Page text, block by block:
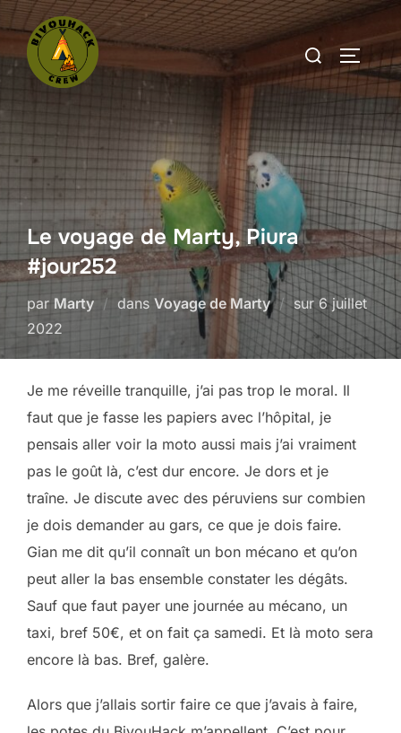
Aller
au
contenu
Rechercher :
Le voyage de Marty, Piura
#jour252
par Marty dans Voyage de Marty surPublié
le
6 juillet
2022
Je me réveille tranquille, j’ai pas trop le moral. Il
faut que je fasse les papiers avec l’hôpital, je
pensais aller voir la moto aussi mais j’ai vraiment
pas le goût là, c’est dur encore. Je dors et je
traîne. Je discute avec des péruviens sur combien
je dois demander au gars, ce que je dois faire.
Gian me dit qu’il connaît un bon mécano et qu’on
peut aller la bas ensemble constater les dégâts.
Sauf que faut payer une journée au mécano, un
taxi, bref 50€, et on fait ça samedi. Et là moto sera
encore là bas. Bref, galère.
Alors que j’allais sortir faire ce que j’avais à faire,